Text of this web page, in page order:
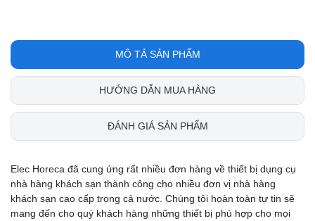
MÔ TẢ SẢN PHẨM
HƯỚNG DẪN MUA HÀNG
ĐÁNH GIÁ SẢN PHẨM
Elec Horeca đã cung ứng rất nhiều đơn hàng về thiết bị dụng cụ
nhà hàng khách sạn thành công cho nhiều đơn vị nhà hàng
khách sạn cao cấp trong cả nước. Chúng tôi hoàn toàn tự tin sẽ
mang đến cho quý khách hàng những thiết bị phù hợp cho mọi